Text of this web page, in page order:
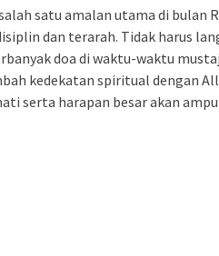
satu amalan utama di
dan terarah. Tidak harus
doa di waktu-waktu
kedekatan spiritual dengan
serta harapan besar akan